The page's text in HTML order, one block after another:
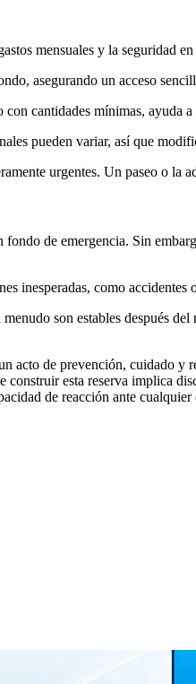
mensuales y la seguridad
asegurando un acceso
con cantidades mínimas, ayuda
pueden variar, así que
urgentes. Un paseo o
de emergencia. Sin
inesperadas, como accidentes
son estables después
acto de prevención, cuidado
esta reserva implica
de reacción ante cualquier